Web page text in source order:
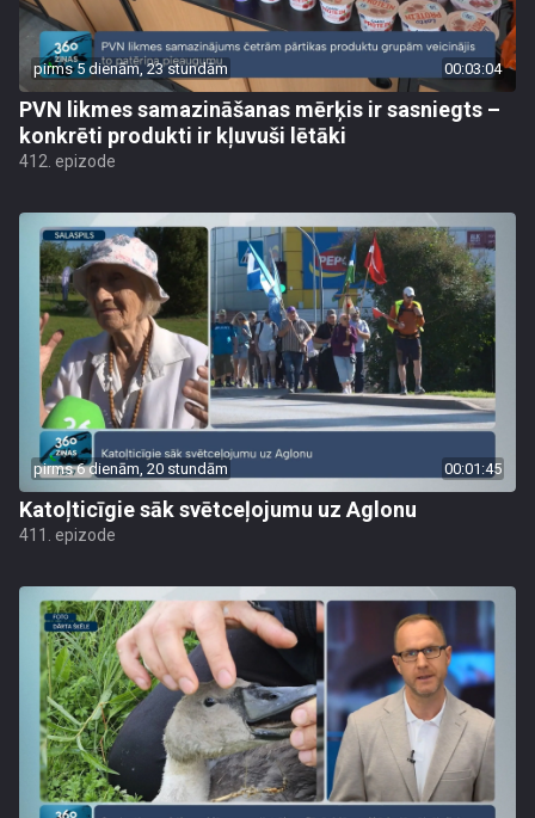
pirms 5 dienām, 23 stundām 00:03:04
PVN likmes samazināšanas mērķis ir sasniegts –
konkrēti produkti ir kļuvuši lētāki
412. epizode
pirms 6 dienām, 20 stundām 00:01:45
Katoļticīgie sāk svētceļojumu uz Aglonu
411. epizode